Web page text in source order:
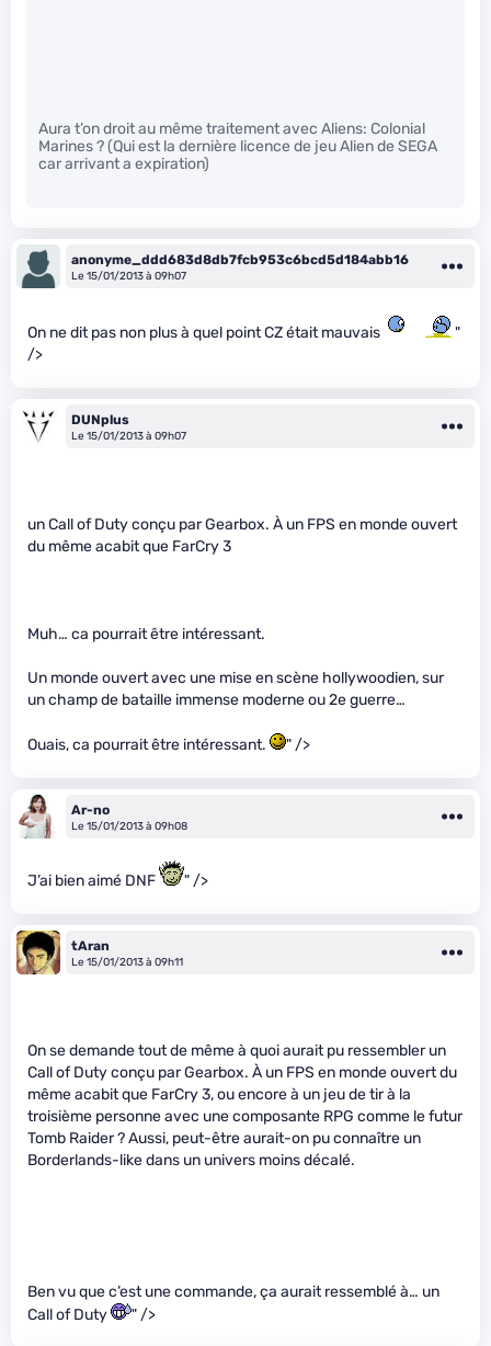
Aura t’on droit au même traitement avec Aliens: Colonial
Marines ? (Qui est la dernière licence de jeu Alien de SEGA
car arrivant a expiration)
anonyme_ddd683d8db7fcb953c6bcd5d184abb16
Le 15/01/2013 à 09h07
On ne dit pas non plus à quel point CZ était mauvais
"
/>
DUNplus
Le 15/01/2013 à 09h07
un Call of Duty conçu par Gearbox. À un FPS en monde ouvert
du même acabit que FarCry 3
Muh… ca pourrait être intéressant.
Un monde ouvert avec une mise en scène hollywoodien, sur
un champ de bataille immense moderne ou 2e guerre…
Ouais, ca pourrait être intéressant. " />
Ar-no
Le 15/01/2013 à 09h08
J’ai bien aimé DNF " />
tAran
Le 15/01/2013 à 09h11
On se demande tout de même à quoi aurait pu ressembler un
Call of Duty conçu par Gearbox. À un FPS en monde ouvert du
même acabit que FarCry 3, ou encore à un jeu de tir à la
troisième personne avec une composante RPG comme le futur
Tomb Raider ? Aussi, peut-être aurait-on pu connaître un
Borderlands-like dans un univers moins décalé.
Ben vu que c’est une commande, ça aurait ressemblé à… un
Call of Duty
" />